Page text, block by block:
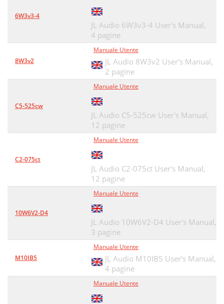
6W3v3-4
JL Audio 6W3v3-4 User's Manual,
4 pagine
8W3v2
Manuale Utente
JL Audio 8W3v2 User's Manual,
2 pagine
C5-525cw
Manuale Utente
JL Audio C5-525cw User's Manual,
12 pagine
C2-075ct
Manuale Utente
JL Audio C2-075ct User's Manual,
12 pagine
10W6V2-D4
Manuale Utente
JL Audio 10W6V2-D4 User's Manual,
3 pagine
M10IB5
Manuale Utente
JL Audio M10IB5 User's Manual,
4 pagine
Manuale Utente